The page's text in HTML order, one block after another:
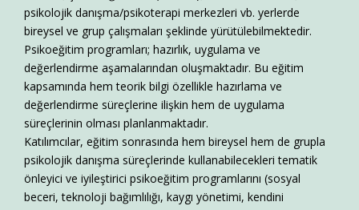
psikolojik danışma/psikoterapi merkezleri vb. yerlerde
bireysel ve grup çalışmaları şeklinde yürütülebilmektedir.
Psikoeğitim programları; hazırlık, uygulama ve
değerlendirme aşamalarından oluşmaktadır. Bu eğitim
kapsamında hem teorik bilgi özellikle hazırlama ve
değerlendirme süreçlerine ilişkin hem de uygulama
süreçlerinin olması planlanmaktadır.
Katılımcılar, eğitim sonrasında hem bireysel hem de grupla
psikolojik danışma süreçlerinde kullanabilecekleri tematik
önleyici ve iyileştirici psikoeğitim programlarını (sosyal
beceri, teknoloji bağımlılığı, kaygı yönetimi, kendini